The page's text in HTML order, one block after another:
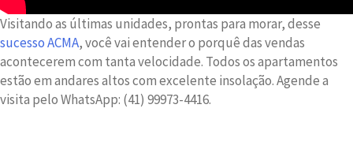
Visitando as últimas unidades, prontas para morar, desse
sucesso ACMA, você vai entender o porquê das vendas
acontecerem com tanta velocidade. Todos os apartamentos
estão em andares altos com excelente insolação. Agende a
visita pelo WhatsApp: (41) 99973-4416.